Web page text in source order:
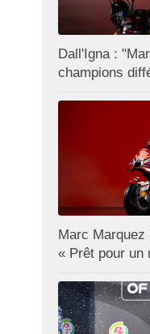
Dall'Igna :
champions
Marc
« Prêt pour un